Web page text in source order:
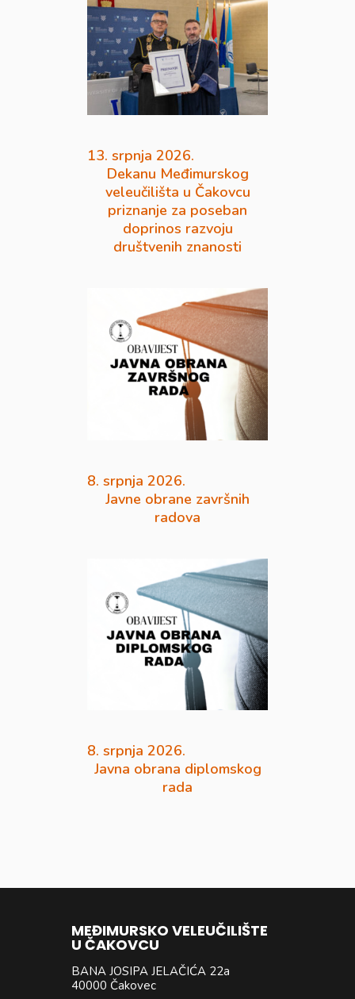
13. srpnja 2026.
Dekanu Međimurskog
veleučilišta u Čakovcu
priznanje za poseban
doprinos razvoju
društvenih znanosti
8. srpnja 2026.
Javne obrane završnih
radova
8. srpnja 2026.
Javna obrana diplomskog
rada
MEĐIMURSKO VELEUČILIŠTE
U ČAKOVCU
BANA JOSIPA JELAČIĆA 22a
40000 Čakovec